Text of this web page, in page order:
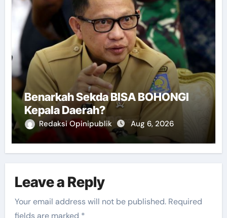
Benarkah Sekda BISA BOHONGI
Kepala Daerah?
Redaksi Opinipublik Aug 6, 2026
Leave a Reply
Your email address will not be published. Required
fields are marked *